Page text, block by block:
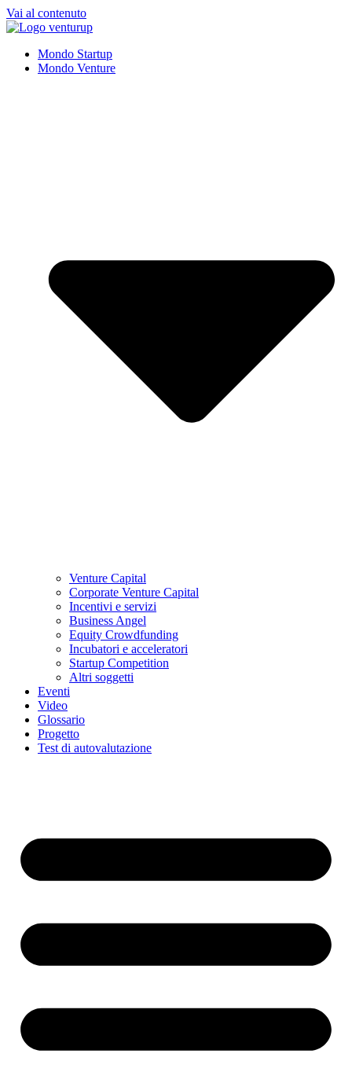
Vai al contenuto
Mondo Startup
Mondo Venture
Venture Capital
Corporate Venture Capital
Incentivi e servizi
Business Angel
Equity Crowdfunding
Incubatori e acceleratori
Startup Competition
Altri soggetti
Eventi
Video
Glossario
Progetto
Test di autovalutazione